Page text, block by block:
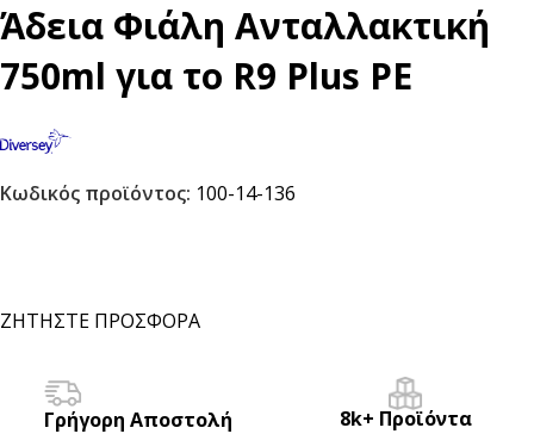
Άδεια Φιάλη Ανταλλακτική
750ml για το R9 Plus PE
Κωδικός προϊόντος: 100-14-136
ΖΗΤΗΣΤΕ ΠΡΟΣΦΟΡΑ
Γρήγορη Αποστολή 8k+ Προϊόντα